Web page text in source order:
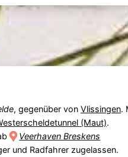
, gegenüber von Vlissingen.
(Maut).
Veerhaven Breskens
und Radfahrer zugelassen.